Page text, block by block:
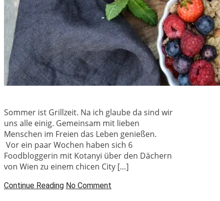
Sommer ist Grillzeit. Na ich glaube da sind wir
uns alle einig. Gemeinsam mit lieben
Menschen im Freien das Leben genießen.
Vor ein paar Wochen haben sich 6
Foodbloggerin mit Kotanyi über den Dächern
von Wien zu einem chicen City […]
Continue Reading No Comment